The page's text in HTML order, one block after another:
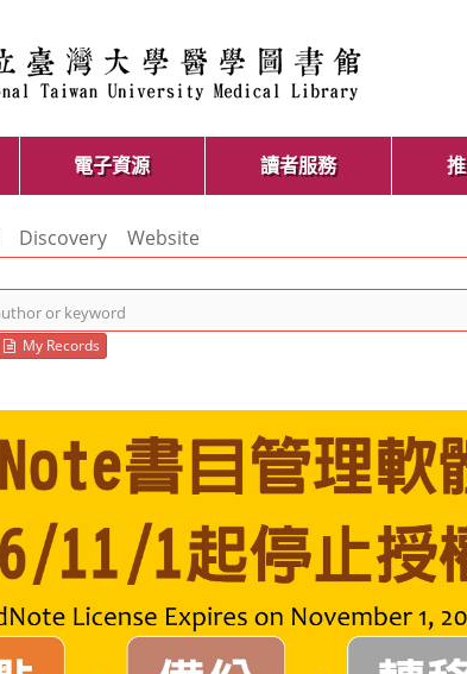
電子資源 讀者服務
Discovery Website
My Records